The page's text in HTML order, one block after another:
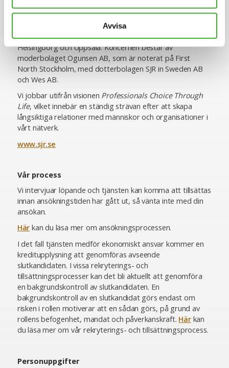
Avvisa
hållbarhet, kommunikation samt chefspositioner.
SJR är idag cirka 400 medarbetare och verksamma över
hela landet med kontor i Stockholm, Göteborg, Malmö,
Helsingborg och Uppsala. Koncernen består av
moderbolaget Ogunsen AB, som är noterat på First
North Stockholm, med dotterbolagen SJR in Sweden AB
och Wes AB.
Vi jobbar utifrån visionen Professionals Choice Through
Life, vilket innebär en ständig strävan efter att skapa
långsiktiga relationer med människor och organisationer i
vårt nätverk.
www.sjr.se
Vår process
Vi intervjuar löpande och tjänsten kan komma att tillsättas
innan ansökningstiden har gått ut, så vänta inte med din
ansökan.
Här kan du läsa mer om ansökningsprocessen.
I det fall tjänsten medför ekonomiskt ansvar kommer en
kreditupplysning att genomföras avseende
slutkandidaten. I vissa rekryterings- och
tillsättningsprocesser kan det bli aktuellt att genomföra
en bakgrundskontroll av slutkandidaten. En
bakgrundskontroll av en slutkandidat görs endast om
risken i rollen motiverar att en sådan görs, på grund av
rollens befogenhet, mandat och påverkanskraft. Härkan
du läsa mer om vår rekryterings- och tillsättningsprocess.
Personuppgifter